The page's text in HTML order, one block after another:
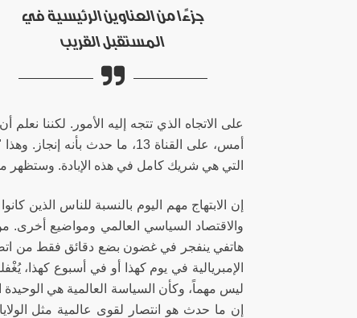
جزءًا من العناوين الرئيسية في
المستقبل القريب
على الاتجاه الذي تتجه إليه الأمور. لكننا
أمس، على القناة 13، ما حدث
التي هي شريك كامل في هذه الإبادة. وستظهر
إن الابتهاج مهم اليوم بالنسبة للناس الذين
والاقتصاد السياسي العالمي ومواضيع
هاتفي ينفجر في غضون بضع دقائق فقط من
الإمبريالية في يوم كهذا أو في أسبوع
ليس مهماً، وكأن السياسة العالمية هي
إن ما حدث هو انتصار لقوى عالمية مثل